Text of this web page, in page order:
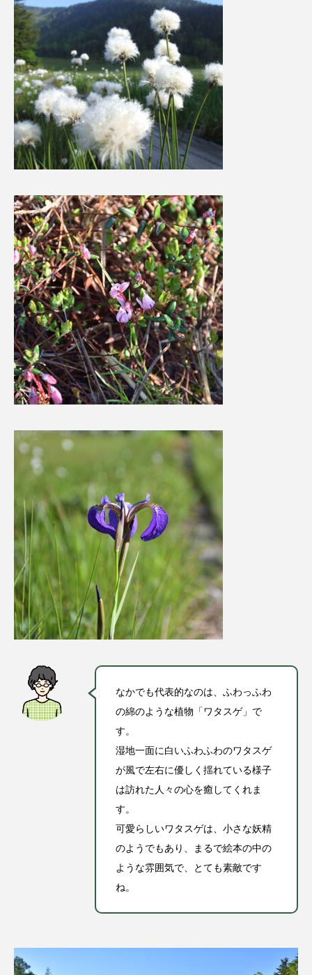
なかでも代表的なのは、ふわっふわ
の綿のような植物「ワタスゲ」で
す。
湿地一面に白いふわふわのワタスゲ
が風で左右に優しく揺れている様子
は訪れた人々の心を癒してくれま
す。
可愛らしいワタスゲは、小さな妖精
のようでもあり、まるで絵本の中の
ような雰囲気で、とても素敵です
ね。